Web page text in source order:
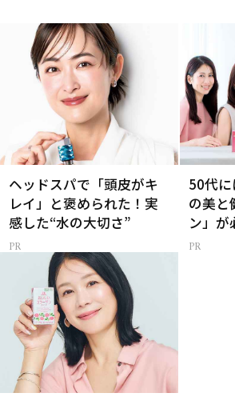
ヘッドスパで「頭皮がキ
レイ」と褒められた！実
感した“水の大切さ”
50代
の美と
ン」が